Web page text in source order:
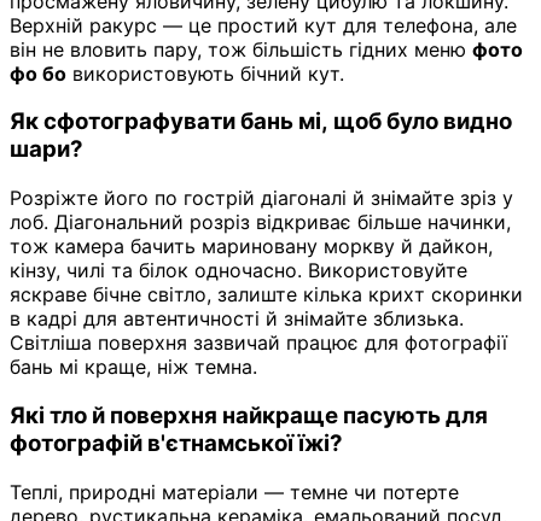
Верхній ракурс — це простий кут для телефона, але
він не вловить пару, тож більшість гідних меню фото
фо бо використовують бічний кут.
Як сфотографувати бань мі, щоб було видно
шари?
Розріжте його по гострій діагоналі й знімайте зріз у
лоб. Діагональний розріз відкриває більше начинки,
тож камера бачить мариновану моркву й дайкон,
кінзу, чилі та білок одночасно. Використовуйте
яскраве бічне світло, залиште кілька крихт скоринки
в кадрі для автентичності й знімайте зблизька.
Світліша поверхня зазвичай працює для фотографії
бань мі краще, ніж темна.
Які тло й поверхня найкраще пасують для
фотографій в'єтнамської їжі?
Теплі, природні матеріали — темне чи потерте
дерево, рустикальна кераміка, емальований посуд,